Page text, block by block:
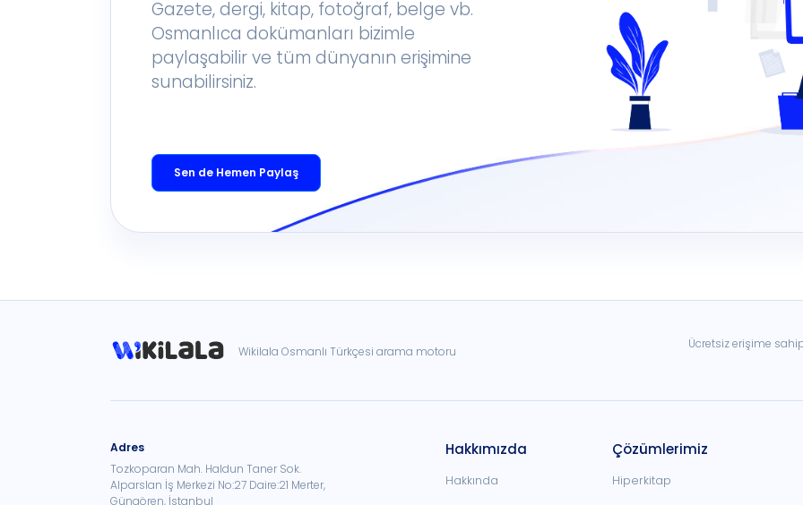
Gazete, dergi, kitap, fotoğraf, belge vb.
Osmanlıca dokümanları bizimle
paylaşabilir ve tüm dünyanın erişimine
sunabilirsiniz.
Sen de Hemen Paylaş
Wikilala Osmanlı Türkçesi arama motoru
Ücretsiz erişime
Adres
Tozkoparan Mah. Haldun Taner Sok.
Alparslan İş Merkezi No:27 Daire:21 Merter,
Güngören, İstanbul
Hakkımızda
Hakkında
Çözümlerimiz
Hiperkitap